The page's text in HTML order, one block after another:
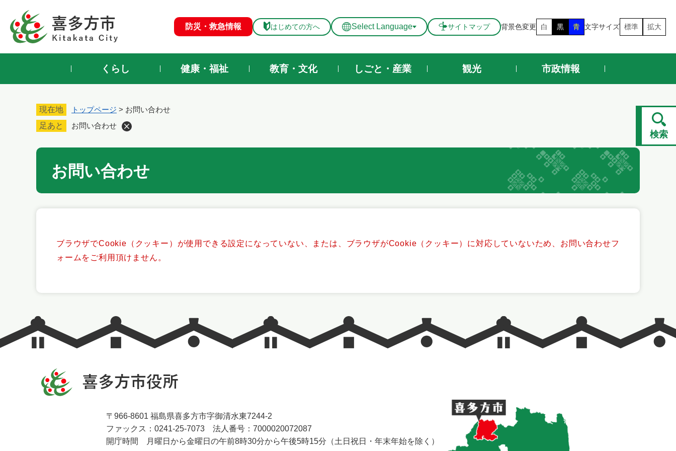
先
防災・救急情報 はじめての方へ Select Language サイトマップ 背景色変更 白 黒 青 文字サイズ 標準 拡大
くらし 健康・福祉 教育・文化 しごと・産業 観光 市政情報
現在地 トップページ > お問い合わせ
足あと
お問い合わせ
本
お問い合わせ
ブラウザでCookie（クッキー）が使用できる設定になっていない、または、ブラウザがCookie（クッキー）に対応していないため、お問い合わせフ
ォームをご利用頂けません。
〒966-8601 福島県喜多方市字御清水東7244-2
ファックス：0241-25-7073 法人番号：7000020072087
開庁時間 月曜日から金曜日の午前8時30分から午後5時15分（土日祝日・年末年始を除く）
検索